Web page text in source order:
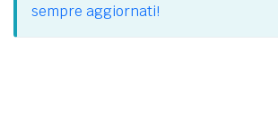
sempre aggiornati!